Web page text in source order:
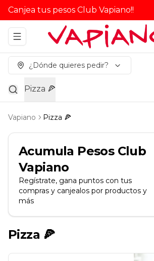
Canjea tus pesos Club Vapiano!!
Abrir menu de navegación
¿Dónde quieres pedir?
Pizza 🍕
Vapiano Pizza 🍕
Acumula Pesos Club
Vapiano
Regístrate, gana puntos con tus
compras y canjealos por productos y
más
Pizza 🍕